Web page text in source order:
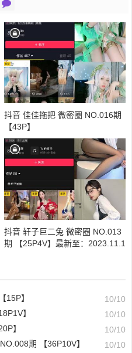
抖音 佳佳拖把 微密圈 NO.016期
【43P】
抖音 轩子巨二兔 微密圈 NO.013
期 【25P4V】最新至：2023.11.1
15P】
10/10
】
10/10
】
10/10
期 【36P10V】
10/10